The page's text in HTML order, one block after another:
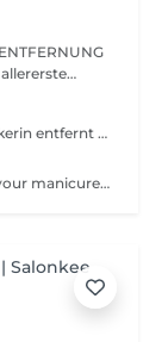
Wir kümmern uns um ihre Nägel! Ihre Technikerin entfernt sanft abgestorbene hautzellen, feilt und formt ihre Nägel und poliert die oberfläche für ein glattes, natürliches finish. Unsere meister bieten kantige, hardware- oder kombinierte manicures an, je nach ihren wünschen. Wie wird eine manicure ohne nagellack durchgeführt? - raue haut wird sanft entfernt - die form der nagelplatte wird behutsam korrigiert - die Nagelhaut und seitlichen ränder werden sorgfältig bearbeitet - Nagelhautöl und handcreme werden aufgetragen, um zu pflegen und zu hydratisieren Altersbeschränkung: empfohlen ab 14 Jahren. Nachbehandlungsempfehlungen: es sind keine speziellen Nachbehandlungen erforderlich. Häufigkeit: alle 3 Wochen.
Additional services available to complement your manicure or as standalone treatments. Nail Repair per nail (during service) Minor repair of a single nail (small crack, local damage or broken nail). This option can be added multiple times if more than one nail requires repair. Charged at 3€ per nail for Manicure with Gel Polish services. Nail Repair per nail (walk-in) Repair of one nail without manicure or polish application. Suitable for clients booking a repair only. Onycholysis Treatment per nail Targeted care for nails affected by onycholysis. Performed without polish to support healthy nail recovery. IBX Nail Repair System Professional nail treatment designed to strengthen and restore natural nails. Can be booked alone or combined with gel removal for deeper repair. Gel Polish Removal Gentle and careful removal of gel polish.